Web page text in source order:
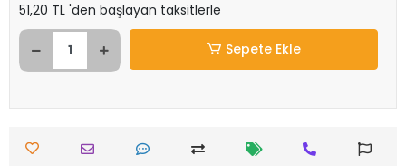
51,20 TL 'den başlayan taksitlerle
Sepete Ekle